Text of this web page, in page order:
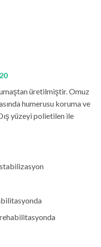
üretilmiştir. Omuz
humerusu koruma ve
yüzeyi polietilen ile
stabilizasyon
rehabilitasyonda